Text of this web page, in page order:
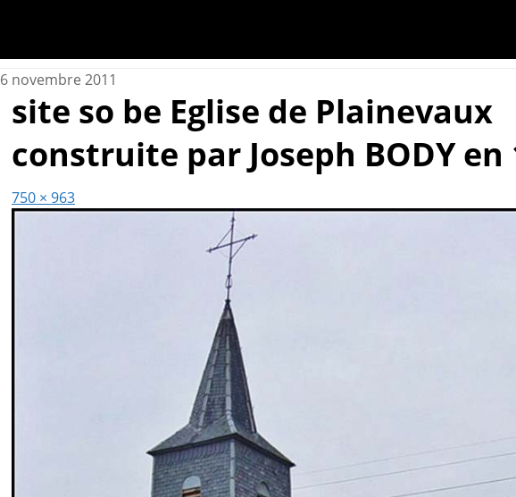
6 novembre 2011
site so be Eglise de Plainevaux
construite par Joseph BODY en
750 × 963